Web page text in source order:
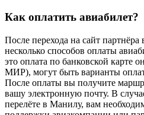
Как оплатить авиабилет?
После перехода на сайт
несколько способов оплаты
это оплата по банковской карте
МИР), могут быть варианты
После оплаты вы получите
вашу электронную почту. В
перелёте в Манилу, вам